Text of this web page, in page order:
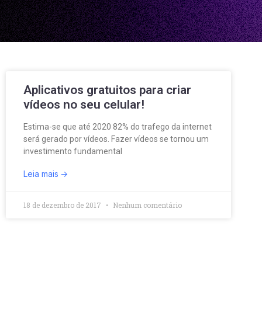
Aplicativos gratuitos para criar
vídeos no seu celular!
Estima-se que até 2020 82% do trafego da internet
será gerado por vídeos. Fazer vídeos se tornou um
investimento fundamental
Leia mais
18 de dezembro de 2017 Nenhum comentário